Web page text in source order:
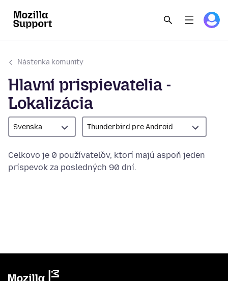
Nástenka komunity
Hlavní prispievatelia -
Lokalizácia
Svenska Thunderbird pre Android
Celkovo je 0 používateľov, ktorí majú aspoň jeden
príspevok za posledných 90 dní.